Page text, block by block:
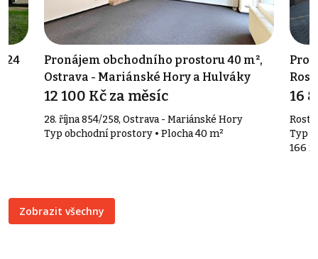
Pronájem obchodního prostoru 40 m²,
Ostrava - Mariánské Hory a Hulváky
12 100 Kč za měsíc
28. října 854/258, Ostrava - Mariánské Hory
Typ obchodní prostory • Plocha 40 m²
16
Typ
166
Zobrazit všechny